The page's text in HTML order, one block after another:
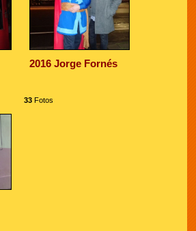
2016 Jorge Fornés
33Fotos